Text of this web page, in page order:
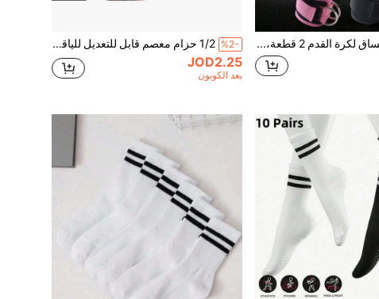
حارس الساق لكرة القدم 2 قطعة، للجنسين، كم ضغط الساق، يمكن أن يدعم ألم العظمة القصبية، مناسب لرياضات البيسبول والملاكمة والركل بالقدم والدراجات الجبلية وغيرها من الرياضات، خفيف الوزن %2- 1/2 حزام معصم قابل للتعديل للياقة البدنية، تصميم مضاد للانزلاق، حزام عالي القوة، قبضة مضادة للانزلاق، مناسب لآلات الكابلات، رفع الأثقال، تمارين السحب، تمارين الظهر وغيرها - معدات اللياقة البدنية في الصالة الرياضية والمنزل - مناسب لآلات الكابلات، البارات، الدامبلز
JOD2.25
بعد الكوبون